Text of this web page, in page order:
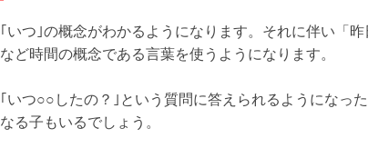
｢いつ｣の概念がわかるようになります。それに伴い「
など時間の概念である言葉を使うようになります。
｢いつ○○したの？｣という質問に答えられるようになっ
なる子もいるでしょう。